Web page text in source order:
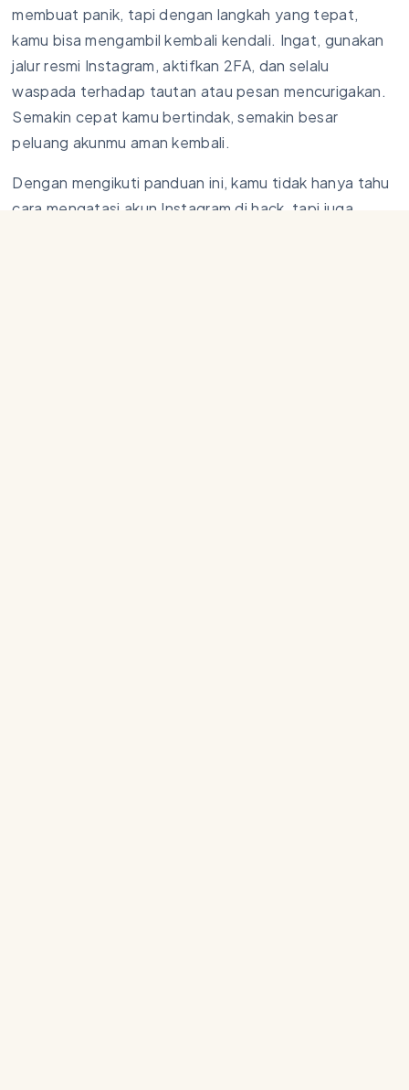
membuat panik, tapi dengan langkah yang tepat,
kamu bisa mengambil kembali kendali. Ingat, gunakan
jalur resmi Instagram, aktifkan 2FA, dan selalu
waspada terhadap tautan atau pesan mencurigakan.
Semakin cepat kamu bertindak, semakin besar
peluang akunmu aman kembali.
Dengan mengikuti panduan ini, kamu tidak hanya tahu
cara mengatasi akun Instagram di hack, tapi juga